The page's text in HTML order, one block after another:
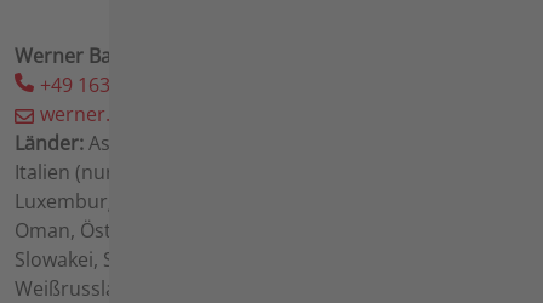
Werner Baust
+49 163 6539 144
werner.baust(at)agria(dot)de
Länder:Aserbaidschan, Bahrain, Belgien, Georgien,
Italien (nur Provinz Bozen - Südtirol), Katar, Kuwait,
Luxemburg, Madagaskar, Mauritius, Niederlande,
Oman, Österreich, Polen, Réunion, Saudiarabien,
Slowakei, Südtirol, Tschechien, UAE, Ungarn,
Weißrussland